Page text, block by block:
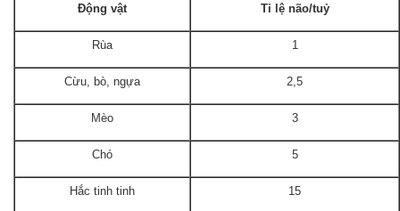
Động vật Tỉ lệ não/tuỷ
Rùa 1
Cừu, bò, ngựa 2,5
Mèo 3
Chó 5
Hắc tinh tinh 15